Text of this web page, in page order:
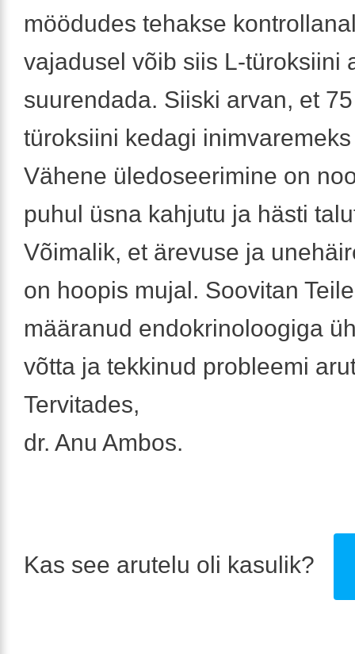
möödudes tehakse
vajadusel võib siis L-türoksiini
suurendada. Siiski arvan, et
türoksiini kedagi
Vähene üledoseerimine on
puhul üsna kahjutu ja hästi
Võimalik, et ärevuse ja
on hoopis mujal. Soovitan
määranud endokrinoloogiga
võtta ja tekkinud probleemi
Tervitades,
dr. Anu Ambos.
Kas see arutelu oli kasulik?